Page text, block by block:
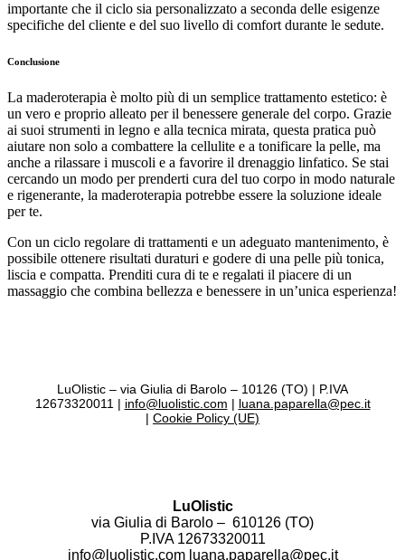
importante che il ciclo sia personalizzato a seconda delle esigenze
specifiche del cliente e del suo livello di comfort durante le sedute.
Conclusione
La maderoterapia è molto più di un semplice trattamento estetico: è
un vero e proprio alleato per il benessere generale del corpo. Grazie
ai suoi strumenti in legno e alla tecnica mirata, questa pratica può
aiutare non solo a combattere la cellulite e a tonificare la pelle, ma
anche a rilassare i muscoli e a favorire il drenaggio linfatico. Se stai
cercando un modo per prenderti cura del tuo corpo in modo naturale
e rigenerante, la maderoterapia potrebbe essere la soluzione ideale
per te.
Con un ciclo regolare di trattamenti e un adeguato mantenimento, è
possibile ottenere risultati duraturi e godere di una pelle più tonica,
liscia e compatta. Prenditi cura di te e regalati il piacere di un
massaggio che combina bellezza e benessere in un’unica esperienza!
LuOlistic – via Giulia di Barolo – 10126 (TO) | P.IVA
12673320011 | info@luolistic.com | luana.paparella@pec.it
| Cookie Policy (UE)
LuOlistic
via Giulia di Barolo – 610126 (TO)
P.IVA 12673320011
info@luolistic.com luana.paparella@pec.it